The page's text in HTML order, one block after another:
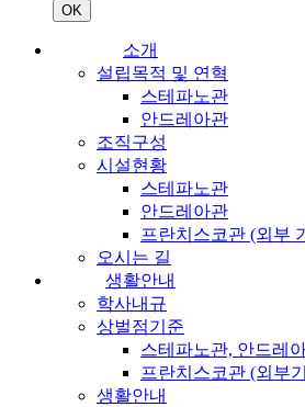
OK
소개
설립목적 및 연혁
스테파노관
안드레아관
조직구성
시설현황
스테파노관
안드레아관
프란치스코관 (외부
오시는 길
생활안내
학사내규
상벌점기준
스테파노관, 안드레
프란치스코관 (외부
생활안내